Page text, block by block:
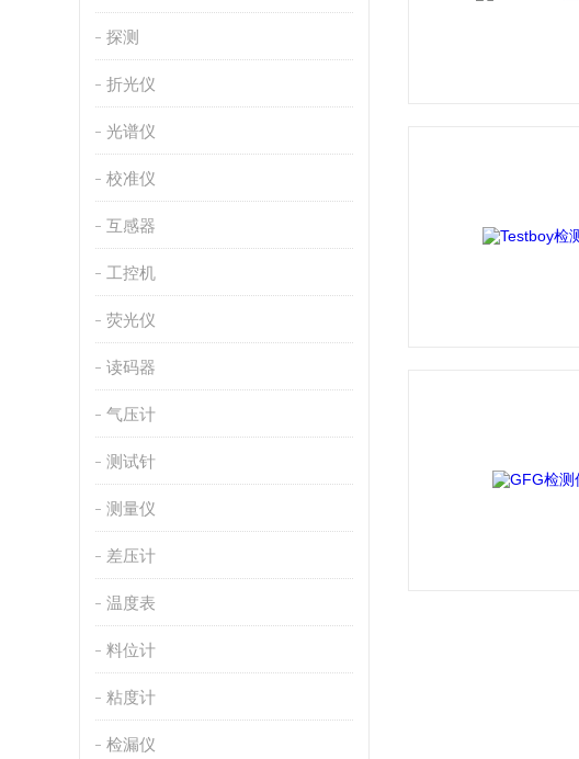
探测
折光仪
光谱仪
校准仪
互感器
工控机
荧光仪
读码器
气压计
测试针
测量仪
差压计
温度表
料位计
粘度计
检漏仪